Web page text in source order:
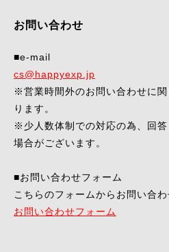
お問い合わせ
■e-mail
cs@happyexp.jp
※営業時間外のお問い合わせに
ります。
※少人数体制での対応の為、回
場合がございます。
■お問い合わせフォーム
こちらのフォームからお問い合わ
お問い合わせフォーム